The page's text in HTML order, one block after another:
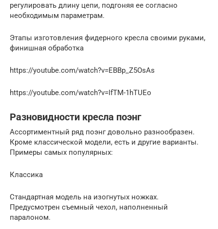
регулировать длину цепи, подгоняя ее согласно
необходимым параметрам.
Этапы изготовления фидерного кресла своими руками,
финишная обработка
https://youtube.com/watch?v=EBBp_Z5OsAs
https://youtube.com/watch?v=IfTM-1hTUEo
Разновидности кресла поэнг
Ассортиментный ряд поэнг довольно разнообразен.
Кроме классической модели, есть и другие варианты.
Примеры самых популярных:
Классика
Стандартная модель на изогнутых ножках.
Предусмотрен съемный чехол, наполненный
паралоном.